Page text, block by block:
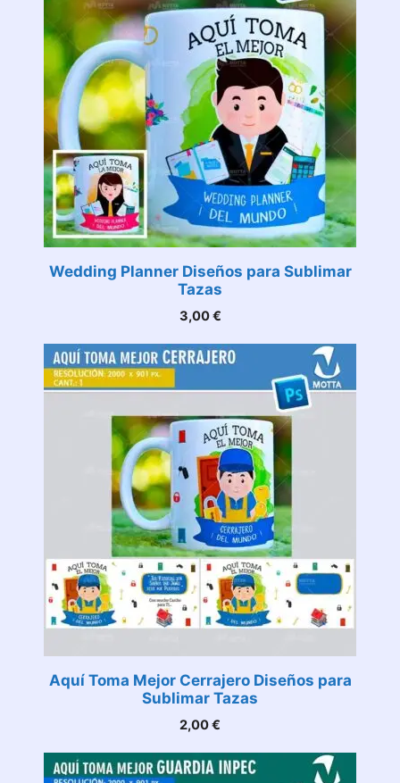
Wedding Planner Diseños para Sublimar
Tazas
3,00€
Aquí Toma Mejor Cerrajero Diseños para
Sublimar Tazas
2,00€